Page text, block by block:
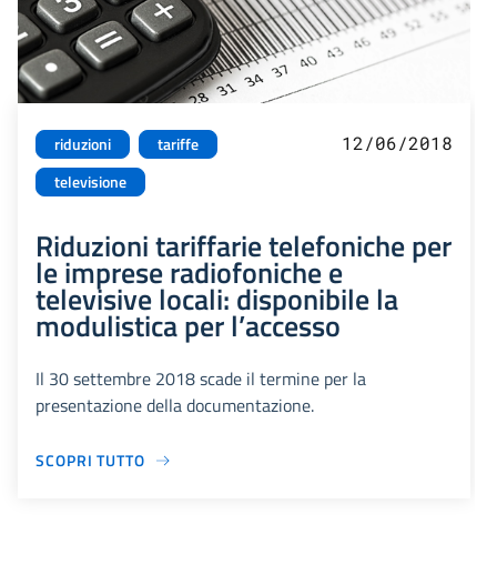
riduzioni
tariffe
televisione
12/06/2018
Riduzioni tariffarie telefoniche per
le imprese radiofoniche e
televisive locali: disponibile la
modulistica per l’accesso
Il 30 settembre 2018 scade il termine per la
presentazione della documentazione.
SCOPRI TUTTO